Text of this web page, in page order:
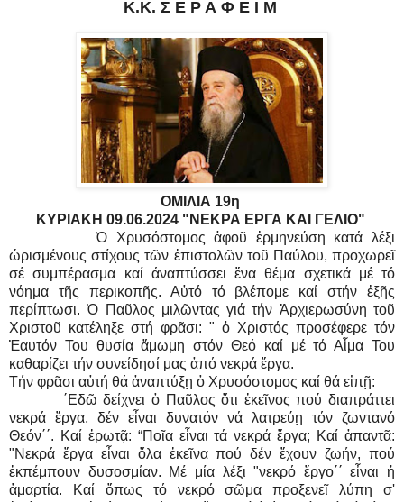
Κ.Κ. Σ Ε Ρ Α Φ Ε Ι Μ
ΟΜΙΛΙΑ 19η
ΚΥΡΙΑΚΗ 09.06.2024 "ΝΕΚΡΑ ΕΡΓΑ ΚΑΙ ΓΕΛΙΟ"
Ὁ Χρυσόστομος ἀφοῦ ἑρμηνεύση κατά λέξι
ώρισμένους στίχους τῶν ἐπιστολῶν τοῦ Παύλου, προχωρεῖ
σέ συμπέρασμα καί άναπτύσσει ἕνα θέμα σχετικά μέ τό
νόημα τῆς περικοπῆς. Αὐτό τό βλέπομε καί στήν ἑξῆς
περίπτωσι. Ὁ Παῦλος μιλῶντας γιά τήν Ἀρχιερωσύνη τοῦ
Χριστοῦ κατέληξε στή φρᾶσι: " ὁ Χριστός προσέφερε τόν
Ἑαυτόν Του θυσία ἄμωμη στόν Θεό καί μέ τό Αἷμα Του
καθαρίζει τήν συνείδησί μας ἀπό νεκρά ἔργα.
Τήν φρᾶσι αὐτή θά ἀναπτύξῃ ὁ Χρυσόστομος καί θά εἰπῇ:
΄Εδῶ δείχνει ὁ Παῦλος ὅτι ἐκεῖνος πού διαπράττει
νεκρά ἔργα, δέν εἶναι δυνατόν νά λατρεύῃ τόν ζωντανό
Θεόν΄΄. Καί ἐρωτᾷ: “Ποῖα εἶναι τά νεκρά ἔργα; Καί ἀπαντᾶ:
"Νεκρά ἔργα εἶναι ὅλα ἐκεῖνα πού δέν ἔχουν ζωήν, πού
ἐκπέμπουν δυσοσμίαν. Μέ μία λέξι "νεκρό ἔργο΄΄ εἶναι ἡ
ἁμαρτία. Καί ὅπως τό νεκρό σῶμα προξενεῖ λύπη σ'